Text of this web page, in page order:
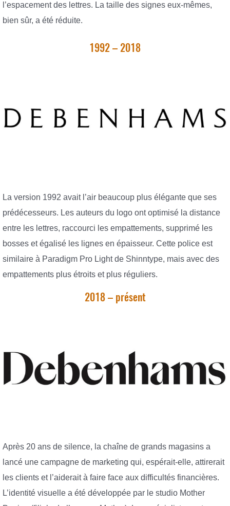
l’espacement des lettres. La taille des signes eux-mêmes,
bien sûr, a été réduite.
1992 – 2018
La version 1992 avait l’air beaucoup plus élégante que ses
prédécesseurs. Les auteurs du logo ont optimisé la distance
entre les lettres, raccourci les empattements, supprimé les
bosses et égalisé les lignes en épaisseur. Cette police est
similaire à Paradigm Pro Light de Shinntype, mais avec des
empattements plus étroits et plus réguliers.
2018 – présent
Après 20 ans de silence, la chaîne de grands magasins a
lancé une campagne de marketing qui, espérait-elle, attirerait
les clients et l’aiderait à faire face aux difficultés financières.
L’identité visuelle a été développée par le studio Mother